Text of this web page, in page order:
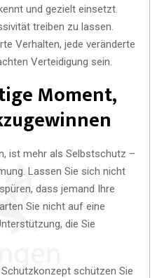
und gezielt einsetzt.
treiben zu lassen.
Verhalten, jede veränderte
Verteidigung sein.
Moment,
ist mehr als Selbstschutz –
Lassen Sie sich nicht
dass jemand Ihre
Sie nicht auf eine
die Sie
schützen Sie